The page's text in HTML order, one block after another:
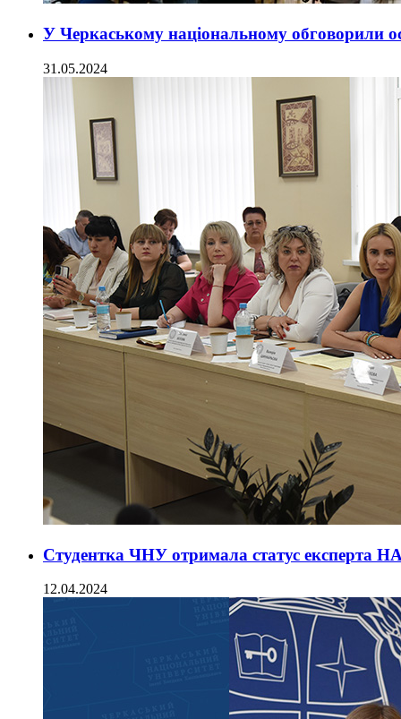
У Черкаському національному обговорили
31.05.2024
Студентка ЧНУ отримала статус експерта
12.04.2024